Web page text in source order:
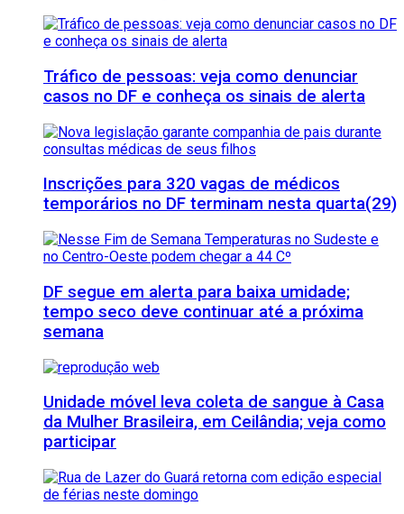
Tráfico de pessoas: veja como denunciar
casos no DF e conheça os sinais de alerta
Inscrições para 320 vagas de médicos
temporários no DF terminam nesta quarta(29)
DF segue em alerta para baixa umidade;
tempo seco deve continuar até a próxima
semana
Unidade móvel leva coleta de sangue à Casa
da Mulher Brasileira, em Ceilândia; veja como
participar